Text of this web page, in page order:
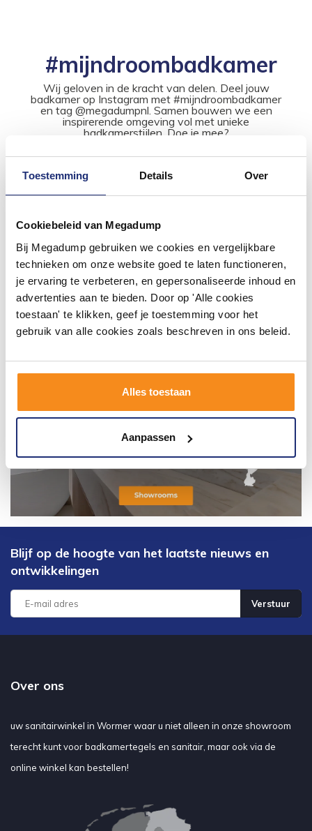
Toestemming Details Over
Cookiebeleid van Megadump
Bij Megadump gebruiken we cookies en vergelijkbare
technieken om onze website goed te laten functioneren,
je ervaring te verbeteren, en gepersonaliseerde inhoud en
advertenties aan te bieden. Door op 'Alle cookies
toestaan' te klikken, geef je toestemming voor het
gebruik van alle cookies zoals beschreven in ons beleid.
Alles toestaan
Aanpassen
#mijndroombadkamer
Wij geloven in de kracht van delen. Deel jouw
badkamer op Instagram met #mijndroombadkamer
en tag @megadumpnl. Samen bouwen we een
inspirerende omgeving vol met unieke
badkamerstijlen. Doe je mee?
Blijf op de hoogte van het laatste nieuws en
ontwikkelingen
Verstuur
Over ons
uw sanitairwinkel in Wormer waar u niet alleen in onze showroom
terecht kunt voor badkamertegels en sanitair, maar ook via de
online winkel kan bestellen!